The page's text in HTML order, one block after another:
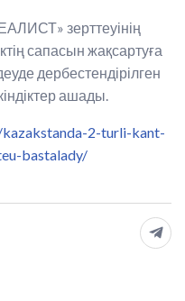
зерттеуінің
сапасын жақсартуға
дербестендірілген
ашады.
2-turli-kant-
bastalady/